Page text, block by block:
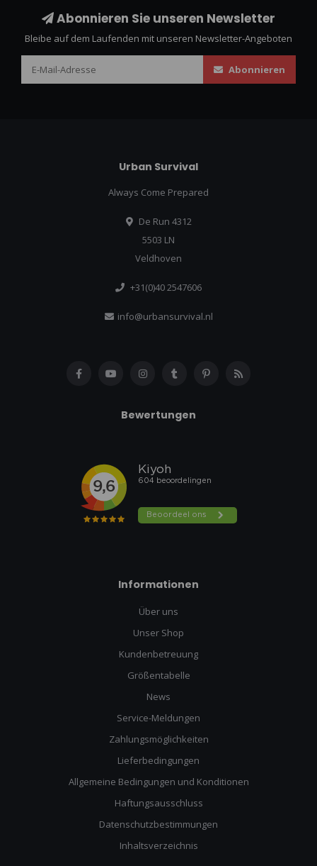
Abonnieren Sie unseren Newsletter
Bleibe auf dem Laufenden mit unseren Newsletter-Angeboten
Abonnieren
Urban Survival
Always Come Prepared
De Run 4312
5503 LN
Veldhoven
+31(0)40 2547606
info@urbansurvival.nl
Bewertungen
Informationen
Über uns
Unser Shop
Kundenbetreuung
Größentabelle
News
Service-Meldungen
Zahlungsmöglichkeiten
Lieferbedingungen
Allgemeine Bedingungen und Konditionen
Haftungsausschluss
Datenschutzbestimmungen
Inhaltsverzeichnis